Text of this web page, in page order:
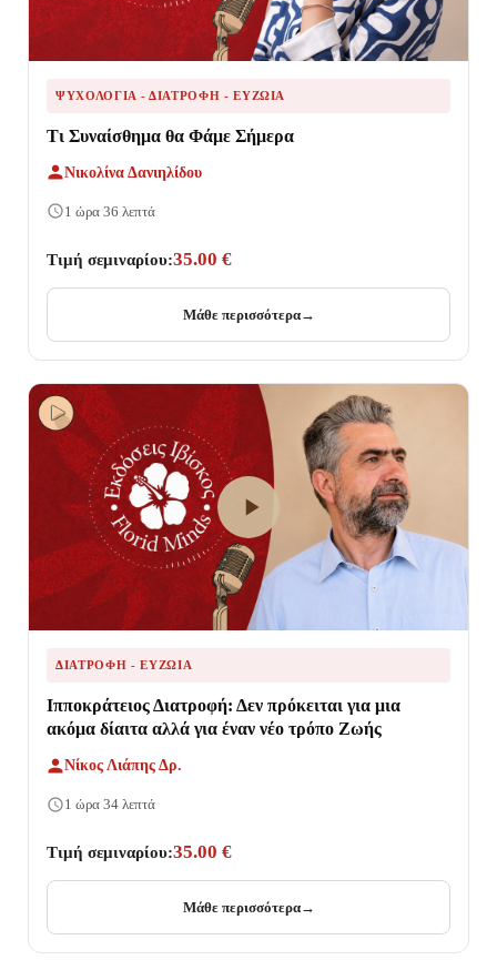
ΨΥΧΟΛΟΓΊΑ - ΔΙΑΤΡΟΦΉ - ΕΥΖΩΊΑ
Τι Συναίσθημα θα Φάμε Σήμερα
Νικολίνα Δανιηλίδου
1 ώρα 36 λεπτά
Τιμή σεμιναρίου:35.00 €
Μάθε περισσότερα→
ΔΙΑΤΡΟΦΉ - ΕΥΖΩΊΑ
Ιπποκράτειος Διατροφή: Δεν πρόκειται για μια
ακόμα δίαιτα αλλά για έναν νέο τρόπο Ζωής
Νίκος Λιάπης Δρ.
1 ώρα 34 λεπτά
Τιμή σεμιναρίου:35.00 €
Μάθε περισσότερα→